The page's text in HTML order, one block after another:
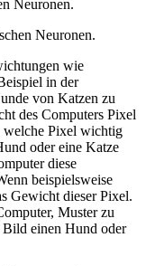
Neuronen.
wie
in der
von Katzen zu
des Computers Pixel
welche Pixel wichtig
odereine Katze
diese
beispielsweise
Gewicht dieser Pixel.
, Muster zu
Bild einen Hund oder